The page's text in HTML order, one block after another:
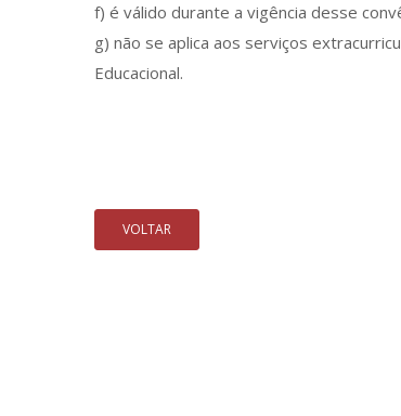
f) é válido durante a vigência desse
g) não se aplica aos serviços
Educacional.
VOLTAR